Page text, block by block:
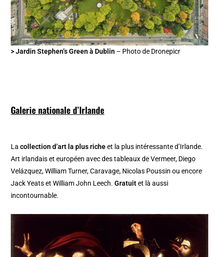
> Jardin Stephen’s Green à Dublin – Photo de Dronepicr
Galerie nationale d’Irlande
Lacollection d’art la plus richeet la plus intéressante d’Irlande.
Art irlandais et européen avec des tableaux de Vermeer, Diego
Velázquez, William Turner, Caravage, Nicolas Poussin ou encore
Jack Yeats et William John Leech.Gratuitet là aussi
incontournable.